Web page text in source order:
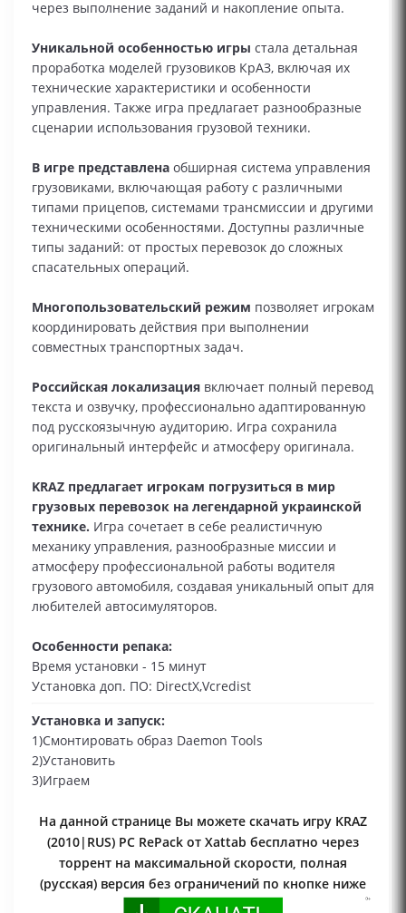
через выполнение заданий и накопление опыта.
Уникальной особенностью игры стала детальная
проработка моделей грузовиков КрАЗ, включая их
технические характеристики и особенности
управления. Также игра предлагает разнообразные
сценарии использования грузовой техники.
В игре представлена обширная система управления
грузовиками, включающая работу с различными
типами прицепов, системами трансмиссии и другими
техническими особенностями. Доступны различные
типы заданий: от простых перевозок до сложных
спасательных операций.
Многопользовательский режим позволяет игрокам
координировать действия при выполнении
совместных транспортных задач.
Российская локализация включает полный перевод
текста и озвучку, профессионально адаптированную
под русскоязычную аудиторию. Игра сохранила
оригинальный интерфейс и атмосферу оригинала.
KRAZ предлагает игрокам погрузиться в мир
грузовых перевозок на легендарной украинской
технике. Игра сочетает в себе реалистичную
механику управления, разнообразные миссии и
атмосферу профессиональной работы водителя
грузового автомобиля, создавая уникальный опыт для
любителей автосимуляторов.
Особенности репака:
Время установки - 15 минут
Установка доп. ПО: DirectX,Vcredist
Установка и запуск:
1)Смонтировать образ Daemon Tools
2)Установить
3)Играем
На данной странице Вы можете скачать игру KRAZ
(2010|RUS) PC RePack от Xattab бесплатно через
торрент на максимальной скорости, полная
(русская) версия без ограничений по кнопке ниже